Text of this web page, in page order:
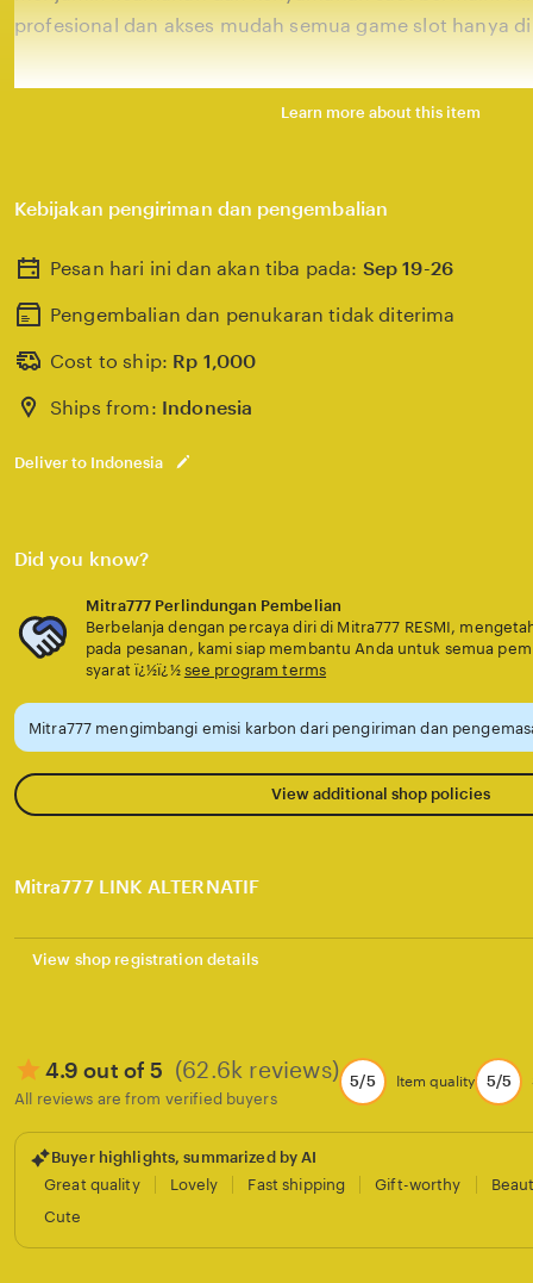
profesional dan akses mudah semua game slot hanya
Learn more about this item
Kebijakan pengiriman dan pengembalian
Pesan hari ini dan akan tiba pada: Sep 19-26
Pengembalian dan penukaran tidak diterima
Cost to ship: Rp 1,000
Ships from: Indonesia
Deliver to Indonesia
Did you know?
Mitra777 Perlindungan Pembelian
Berbelanja dengan percaya diri di Mitra777 RESMI,
pada pesanan, kami siap membantu Anda untuk semua
syarat ï¿½ï¿½ see program terms
Mitra777 mengimbangi emisi karbon dari pengiriman dan
View additional shop policies
Mitra777 LINK ALTERNATIF
View shop registration details
4.9 out of 5 (62.6k reviews)
All reviews are from verified buyers
5/5 Item quality 5/5
Buyer highlights, summarized by AI
Great quality
Lovely Fast shipping Gift-worthy
Cute